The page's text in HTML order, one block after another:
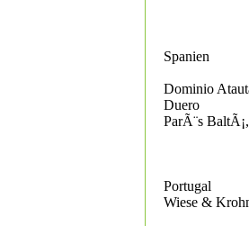
Spanien
Dominio
Duero
ParÃ¨s
Portugal
Wiese &